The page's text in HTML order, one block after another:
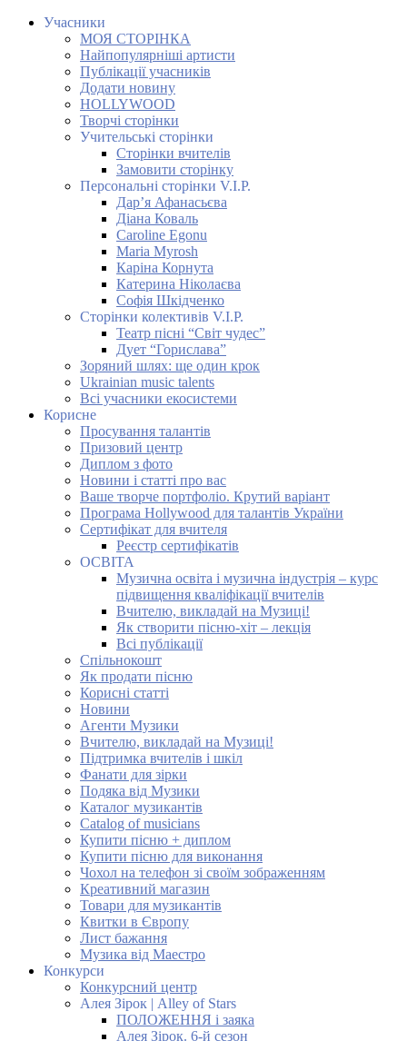
Учасники
МОЯ СТОРІНКА
Найпопулярніші артисти
Публікації учасників
Додати новину
HOLLYWOOD
Творчі сторінки
Учительські сторінки
Сторінки вчителів
Замовити сторінку
Персональні сторінки V.I.P.
Дар’я Афанасьєва
Діана Коваль
Caroline Egonu
Maria Myrosh
Каріна Корнута
Катерина Ніколаєва
Софія Шкідченко
Сторінки колективів V.I.P.
Театр пісні “Світ чудес”
Дует “Горислава”
Зоряний шлях: ще один крок
Ukrainian music talents
Всі учасники екосистеми
Корисне
Просування талантів
Призовий центр
Диплом з фото
Новини і статті про вас
Ваше творче портфоліо. Крутий варіант
Програма Hollywood для талантів України
Сертифікат для вчителя
Реєстр сертифікатів
ОСВІТА
Музична освіта і музична індустрія – курс
підвищення кваліфікації вчителів
Вчителю, викладай на Музиці!
Як створити пісню-хіт – лекція
Всі публікації
Спільнокошт
Як продати пісню
Корисні статті
Новини
Агенти Музики
Вчителю, викладай на Музиці!
Підтримка вчителів і шкіл
Фанати для зірки
Подяка від Музики
Каталог музикантів
Catalog of musicians
Купити пісню + диплом
Купити пісню для виконання
Чохол на телефон зі своїм зображенням
Креативний магазин
Товари для музикантів
Квитки в Європу
Лист бажання
Музика від Маестро
Конкурси
Конкурсний центр
Алея Зірок | Alley of Stars
ПОЛОЖЕННЯ і заяка
Алея Зірок. 6-й сезон